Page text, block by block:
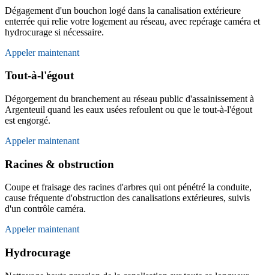
Dégagement d'un bouchon logé dans la canalisation extérieure
enterrée qui relie votre logement au réseau, avec repérage caméra et
hydrocurage si nécessaire.
Appeler maintenant
Tout-à-l'égout
Dégorgement du branchement au réseau public d'assainissement à
Argenteuil quand les eaux usées refoulent ou que le tout-à-l'égout
est engorgé.
Appeler maintenant
Racines & obstruction
Coupe et fraisage des racines d'arbres qui ont pénétré la conduite,
cause fréquente d'obstruction des canalisations extérieures, suivis
d'un contrôle caméra.
Appeler maintenant
Hydrocurage